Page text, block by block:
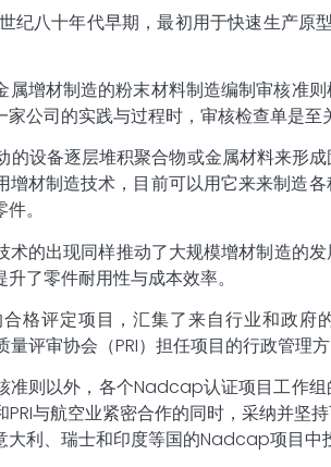
纪八十年代早期，最初用于快速生产
增材制造的粉末材料制造编制审核准
公司的实践与过程时，审核检查单是至
的设备逐层堆积聚合物或金属材料来形
增材制造技术，目前可以用它来来制造
。
术的出现同样推动了大规模增材制造的
了零件耐用性与成本效率。
格评定项目，汇集了来自行业和政府
评审协会（PRI）担任项目的行政管理方
准则以外，各个Nadcap认证项目工作
与航空业紧密合作的同时，采纳并
利、瑞士和印度等国的Nadcap项目中